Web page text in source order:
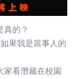
真的？
果我是當事人的
家看潛藏在校園